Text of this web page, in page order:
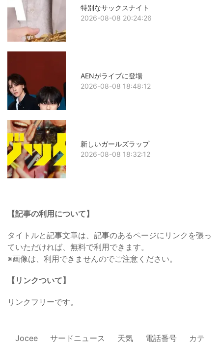
特別なサックスナイト
2026-08-08 20:24:26
AENがライブに登場
2026-08-08 18:48:12
新しいガールズラップ
2026-08-08 18:32:12
【記事の利用について】
タイトルと記事文章は、記事のあるページにリンクを張っ
ていただければ、無料で利用できます。
※画像は、利用できませんのでご注意ください。
【リンクついて】
リンクフリーです。
Jocee サードニュース 天気 電話番号 カテ